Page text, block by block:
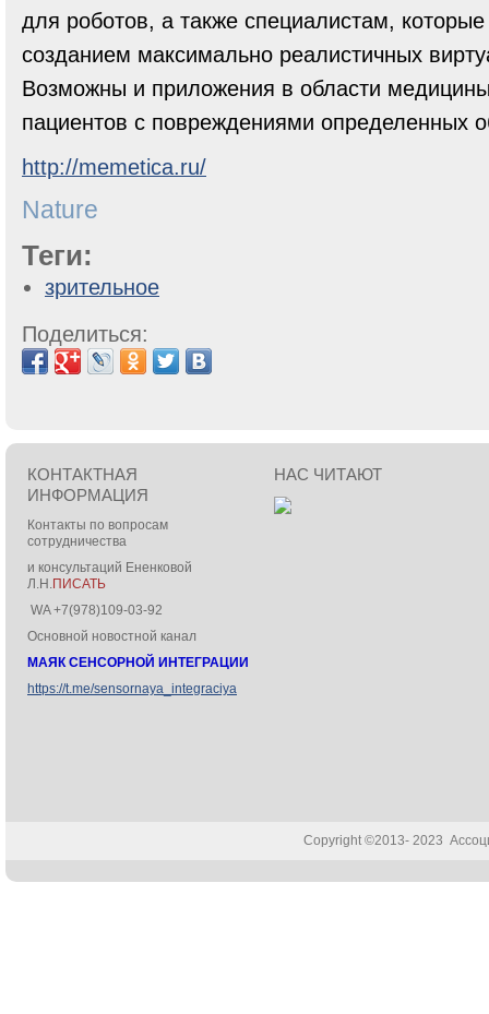
для роботов, а также специалистам,
созданием максимально реалистичных
Возможны и приложения в области
пациентов с повреждениями определенных
http://memetica.ru/
Nature
Теги:
зрительное
Поделиться:
КОНТАКТНАЯ
ИНФОРМАЦИЯ
Контакты по вопросам
сотрудничества
и консультаций Ененковой
Л.Н.ПИСАТЬ
WA +7(978)109-03-92
Основной новостной канал
МАЯК СЕНСОРНОЙ ИНТЕГРАЦИИ
https://t.me/sensornaya_integraciya
НАС ЧИТАЮТ
Copyright ©2013- 2023